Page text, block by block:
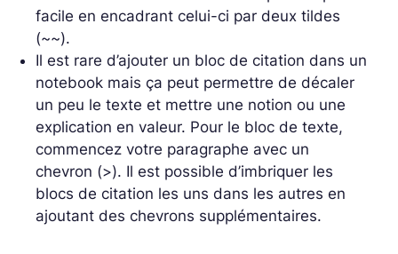
facile en encadrant celui-ci par deux tildes
(~~).
Il est rare d’ajouter un bloc de citation dans un
notebook mais ça peut permettre de décaler
un peu le texte et mettre une notion ou une
explication en valeur. Pour le bloc de texte,
commencez votre paragraphe avec un
chevron (>). Il est possible d’imbriquer les
blocs de citation les uns dans les autres en
ajoutant des chevrons supplémentaires.